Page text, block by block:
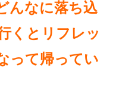
んなに落ち込
くとリフレッ
って帰ってい